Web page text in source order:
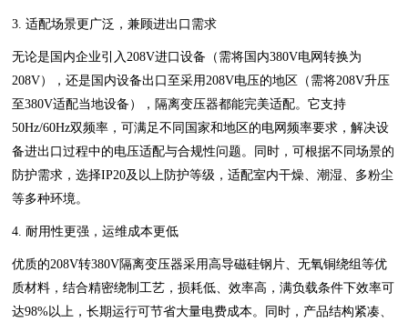
3. 适配场景更广泛，兼顾进出口需求
无论是国内企业引入208V进口设备（需将国内380V电网转换为
208V），还是国内设备出口至采用208V电压的地区（需将208V升压
至380V适配当地设备），隔离变压器都能完美适配。它支持
50Hz/60Hz双频率，可满足不同国家和地区的电网频率要求，解决设
备进出口过程中的电压适配与合规性问题。同时，可根据不同场景的
防护需求，选择IP20及以上防护等级，适配室内干燥、潮湿、多粉尘
等多种环境。
4. 耐用性更强，运维成本更低
优质的208V转380V隔离变压器采用高导磁硅钢片、无氧铜绕组等优
质材料，结合精密绕制工艺，损耗低、效率高，满负载条件下效率可
达98%以上，长期运行可节省大量电费成本。同时，产品结构紧凑、